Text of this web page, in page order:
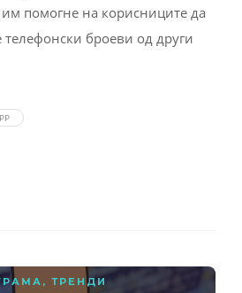
помогне на корисниците да
телефонски броеви од други
, ТРЕНДИ